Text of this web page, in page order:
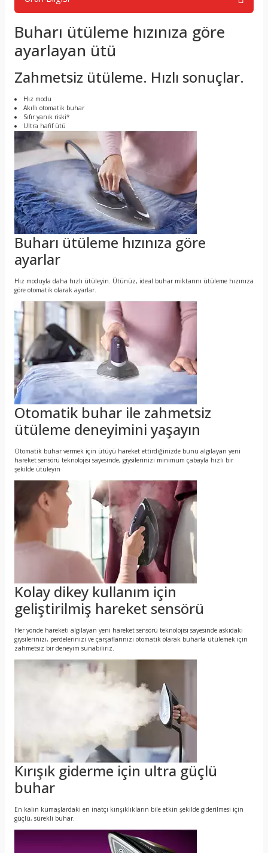
Buharı ütüleme hızınıza göre
ayarlayan ütü
Zahmetsiz ütüleme. Hızlı sonuçlar.
Hız modu
Akıllı otomatik buhar
Sıfır yanık riski*
Ultra hafif ütü
Buharı ütüleme hızınıza göre
ayarlar
Hız moduyla daha hızlı ütüleyin. Ütünüz, ideal buhar miktarını ütüleme hızınıza
göre otomatik olarak ayarlar.
Otomatik buhar ile zahmetsiz
ütüleme deneyimini yaşayın
Otomatik buhar vermek için ütüyü hareket ettirdiğinizde bunu algılayan yeni
hareket sensörü teknolojisi sayesinde, giysilerinizi minimum çabayla hızlı bir
şekilde ütüleyin
Kolay dikey kullanım için
geliştirilmiş hareket sensörü
Her yönde hareketi algılayan yeni hareket sensörü teknolojisi sayesinde askıdaki
giysilerinizi, perdelerinizi ve çarşaflarınızı otomatik olarak buharla ütülemek için
zahmetsiz bir deneyim sunabiliriz.
Kırışık giderme için ultra güçlü
buhar
En kalın kumaşlardaki en inatçı kırışıklıkların bile etkin şekilde giderilmesi için
güçlü, sürekli buhar.